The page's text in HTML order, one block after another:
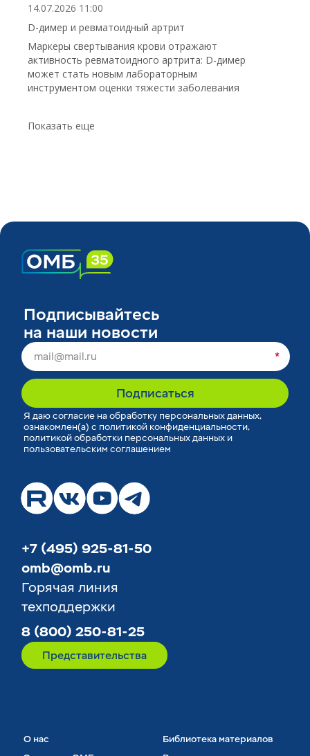
14.07.2026 11:00
D-димер и ревматоидный артрит
Маркеры свертывания крови отражают
активность ревматоидного артрита: D-димер
может стать новым лабораторным
инструментом оценки тяжести заболевания
Показать еще
Подписывайтесь
на наши новости
*
Подписаться
Я даю согласие на обработку персональных данных,
ознакомлен(а) с политикой конфиденциальности,
политикой обработки персональных данных и
пользовательским соглашением
+7 (495) 925-81-50
omb@omb.ru
Горячая линия
техподдержки
8 (800) 250-81-25
Представительства
О нас
Библиотека материалов